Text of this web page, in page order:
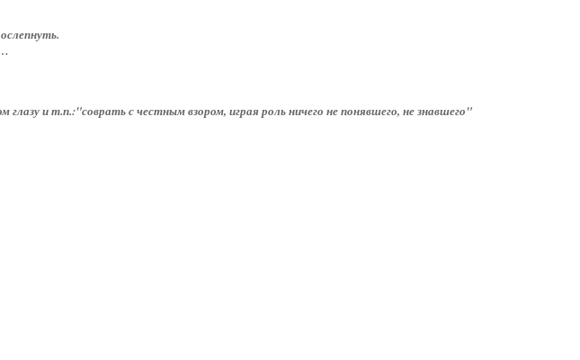
глазу и т.п.:"соврать с честным взором, играя роль ничего не понявшего, не знавшего"